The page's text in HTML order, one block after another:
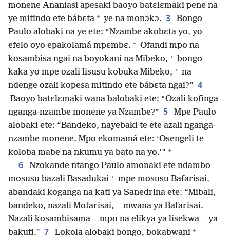
monene Ananiasi apesaki baoyo batɛlɛmaki pene na
ye mitindo ete bábɛta + ye na monɔkɔ. 3
Bongo
Paulo alobaki na ye ete: “Nzambe akobɛta yo, yo
efelo oyo epakolamá mpɛmbɛ. + Ofandi mpo na
kosambisa ngai na boyokani na Mibeko, + bongo
kaka yo mpe ozali lisusu kobuka Mibeko, + na
ndenge ozali kopesa mitindo ete bábɛta ngai?” 4
Baoyo batɛlɛmaki wana balobaki ete: “Ozali kofinga
nganga-nzambe monene ya Nzambe?” 5
Mpe Paulo
alobaki ete: “Bandeko, nayebaki te ete azali nganga-
nzambe monene. Mpo ekomamá ete: ‘Osengeli te
koloba mabe na nkumu ya bato na yo.’” +
6
Nzokande ntango Paulo amonaki ete ndambo
mosusu bazali Basadukai + mpe mosusu Bafarisai,
abandaki koganga na kati ya Sanedrina ete: “Mibali,
bandeko, nazali Mofarisai, + mwana ya Bafarisai.
Nazali kosambisama + mpo na elikya ya lisekwa + ya
bakufi.” 7 Lokola alobaki bongo, bokabwani +